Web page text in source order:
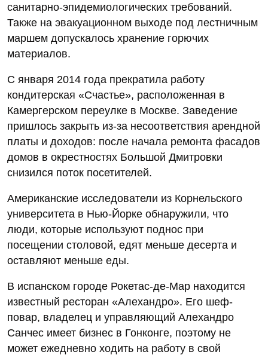
санитарно-эпидемиологических требований.
Также на эвакуационном выходе под лестничным
маршем допускалось хранение горючих
материалов.
С января 2014 года прекратила работу
кондитерская «Счастье», расположенная в
Камергерском переулке в Москве. Заведение
пришлось закрыть из-за несоответствия арендной
платы и доходов: после начала ремонта фасадов
домов в окрестностях Большой Дмитровки
снизился поток посетителей.
Американские исследователи из Корнельского
университета в Нью-Йорке обнаружили, что
люди, которые используют поднос при
посещении столовой, едят меньше десерта и
оставляют меньше еды.
В испанском городе Рокетас-де-Мар находится
известный ресторан «Алехандро». Его шеф-
повар, владелец и управляющий Алехандро
Санчес имеет бизнес в Гонконге, поэтому не
может ежедневно ходить на работу в свой